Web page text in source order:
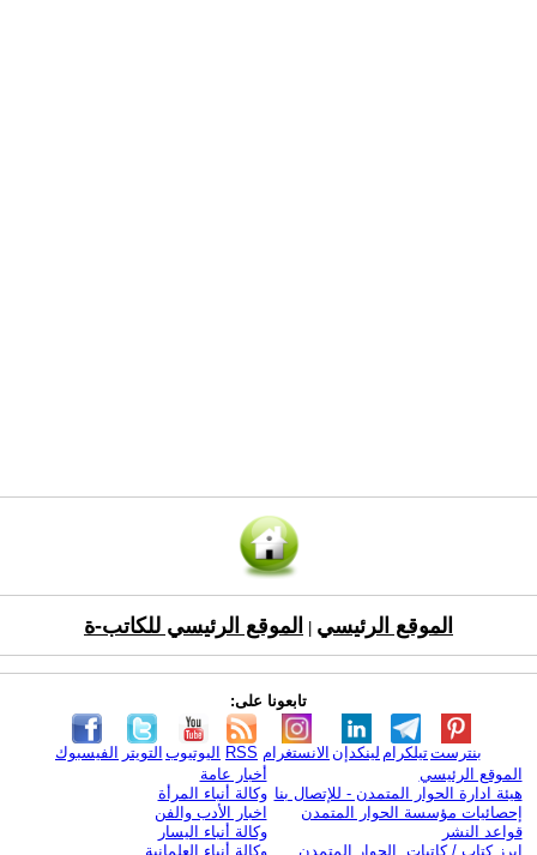
الموقع الرئيسي الموقع الرئيسي للكاتب-ة
تابعونا على:
الفيسبوك التويتر اليوتيوب RSS الانستغرام لينكدإن تيلكرامبنترست
الموقع الرئيسي
هيئة ادارة الحوار المتمدن - للإتصال بنا
إحصائيات مؤسسة الحوار المتمدن
قواعد النشر
ابرز كتاب / كاتبات الحوار المتمدن
أخبار عامة
وكالة أنباء المرأة
اخبار الأدب والفن
وكالة أنباء اليسار
وكالة أنباء العلمانية